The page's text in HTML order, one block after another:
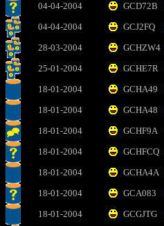
04-04-2004
GCD72B
04-04-2004
GCJ2FQ
28-03-2004
GCHZW4
25-01-2004
GCHE7R
18-01-2004
GCHA49
18-01-2004
GCHA48
18-01-2004
GCHF9A
18-01-2004
GCHFCQ
18-01-2004
GCHA4A
18-01-2004
GCA083
18-01-2004
GCGJTG